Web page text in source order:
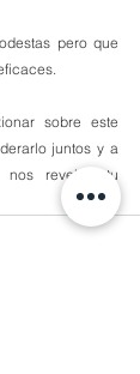
pero que
sobre este
juntos y a
nos revelen tu